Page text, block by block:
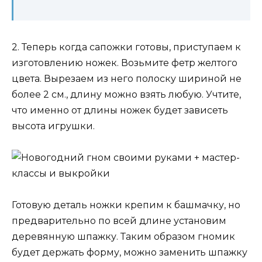
2. Теперь когда сапожки готовы, приступаем к
изготовлению ножек. Возьмите фетр желтого
цвета. Вырезаем из него полоску шириной не
более 2 см., длину можно взять любую. Учтите,
что именно от длины ножек будет зависеть
высота игрушки.
Готовую деталь ножки крепим к башмачку, но
предварительно по всей длине установим
деревянную шпажку. Таким образом гномик
будет держать форму, можно заменить шпажку